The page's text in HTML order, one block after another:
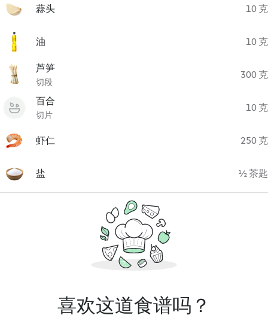
蒜头 10 克
油 10 克
芦笋
切段
300 克
百合
切片
10 克
虾仁 250 克
盐 ½ 茶匙
喜欢这道食谱吗？